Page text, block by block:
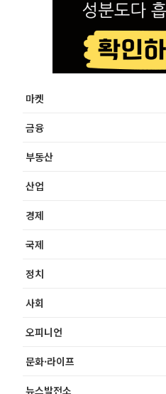
마켓
금융
부동산
산업
경제
국제
정치
사회
오피니언
문화·라이프
뉴스발전소